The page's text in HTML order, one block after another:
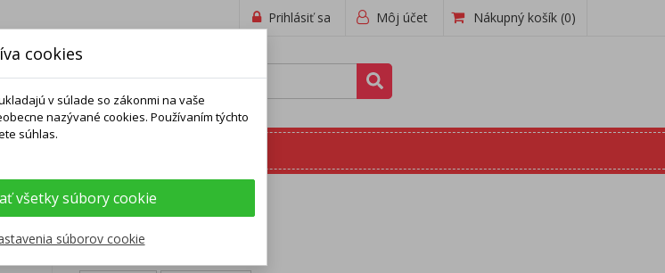
Môj účet
Prihlásiť sa Nákupný košík (0)
Strieborný prsteň
cookies
v súlade so zákonmi na vaše
nazývané cookies. Používaním týchto
súhlas.
všetky súbory cookie
súborov cookie